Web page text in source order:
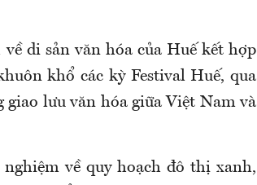
di sản văn hóa của Huế kết hợp
khổ các kỳ Festival Huế, qua
giao lưu văn hóa giữa Việt Nam và
về quy hoạch đô thị xanh,